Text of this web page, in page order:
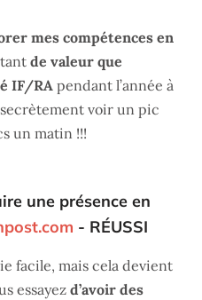
mes compétences en
de valeur que
IF/RApendant l’année à
voir un pic
un matin !!!
une présence en
- RÉUSSI
facile, mais cela devient
essayez d’avoir des